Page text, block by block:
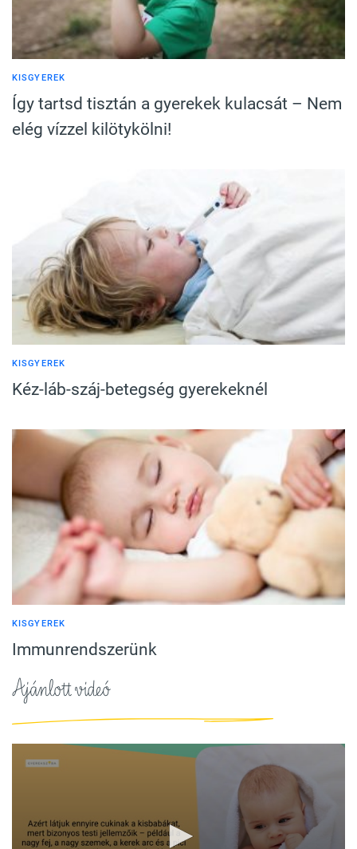
KISGYEREK
Így tartsd tisztán a gyerekek kulacsát – Nem
elég vízzel kilötykölni!
KISGYEREK
Kéz-láb-száj-betegség gyerekeknél
KISGYEREK
Immunrendszerünk
Ajánlott videó